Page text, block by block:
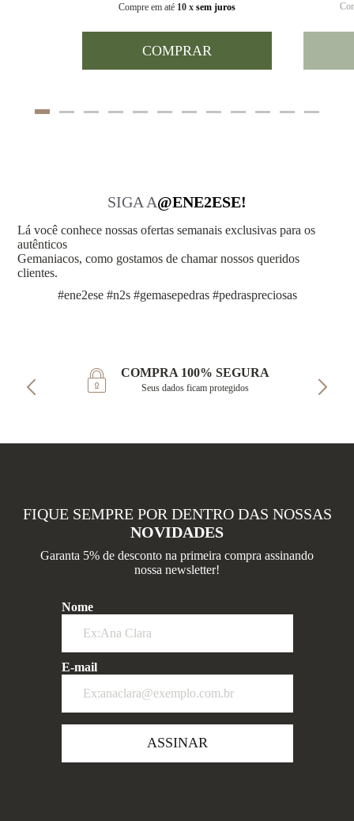
Compre em até 10 x sem juros
COMPRAR
SIGA A@ENE2ESE!
Lá você conhece nossas ofertas semanais exclusivas para os
autênticos
Gemaniacos, como gostamos de chamar nossos queridos
clientes.
#ene2ese #n2s #gemasepedras #pedraspreciosas
COMPRA 100% SEGURA
Seus dados ficam protegidos
FIQUE SEMPRE POR DENTRO DAS NOSSAS
NOVIDADES
Garanta 5% de desconto na primeira compra assinando
nossa newsletter!
Nome
E-mail
ASSINAR